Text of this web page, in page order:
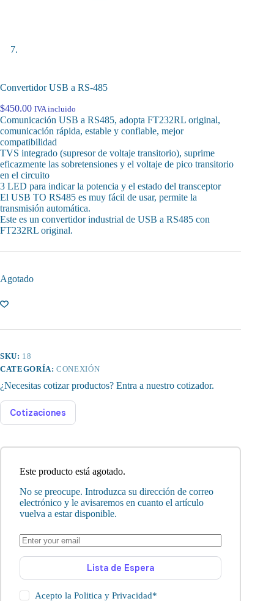
Convertidor USB a RS-485
$450.00 IVA incluido
Comunicación USB a RS485, adopta FT232RL original,
comunicación rápida, estable y confiable, mejor
compatibilidad
TVS integrado (supresor de voltaje transitorio), suprime
eficazmente las sobretensiones y el voltaje de pico transitorio
en el circuito
3 LED para indicar la potencia y el estado del transceptor
El USB TO RS485 es muy fácil de usar, permite la
transmisión automática.
Este es un convertidor industrial de USB a RS485 con
FT232RL original.
Agotado
SKU: 18
CATEGORÍA:CONEXIÓN
¿Necesitas cotizar productos? Entra a nuestro cotizador.
Cotizaciones
Este producto está agotado.
No se preocupe. Introduzca su dirección de correo
electrónico y le avisaremos en cuanto el artículo
vuelva a estar disponible.
Lista de Espera
Acepto laPolitica y Privacidad*